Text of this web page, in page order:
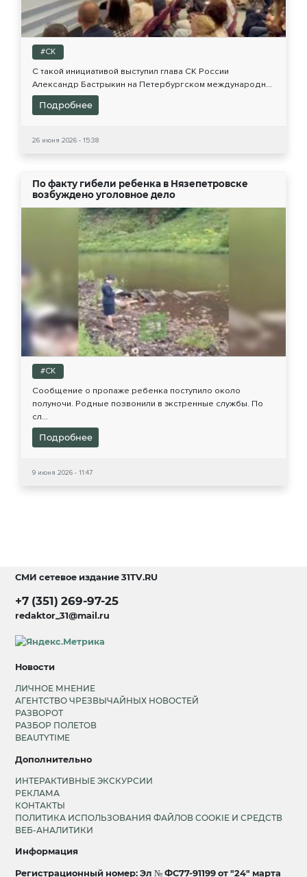
#СК
С такой инициативой выступил глава СК России
Александр Бастрыкин на Петербургском международн...
Подробнее
26 июня 2026 - 15:38
По факту гибели ребенка в Нязепетровске
возбуждено уголовное дело
#СК
Сообщение о пропаже ребенка поступило около
полуночи. Родные позвонили в экстренные службы. По
сл...
Подробнее
9 июня 2026 - 11:47
СМИ сетевое издание31TV.RU
+7 (351) 269-97-25
redaktor_31@mail.ru
Новости
ЛИЧНОЕ МНЕНИЕ
АГЕНТСТВО ЧРЕЗВЫЧАЙНЫХ НОВОСТЕЙ
РАЗВОРОТ
РАЗБОР ПОЛЕТОВ
BEAUTYTIME
Дополнительно
ИНТЕРАКТИВНЫЕ ЭКСКУРСИИ
РЕКЛАМА
КОНТАКТЫ
ПОЛИТИКА ИСПОЛЬЗОВАНИЯ ФАЙЛОВ COOKIE И СРЕДСТВ
ВЕБ-АНАЛИТИКИ
Информация
Регистрационный номер: Эл № ФС77-91199 от "24" марта